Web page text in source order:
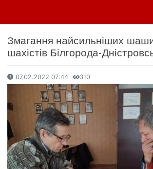
Змагання найсильніших
шахістів Білгорода-
07.02.2022 07:44 310